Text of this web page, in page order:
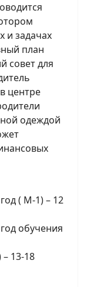
и задачах
план
совет для
центре
одеждой
( М-1) – 12
обучения
13-18